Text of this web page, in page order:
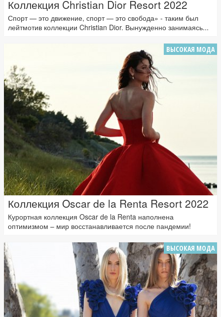
Коллекция Christian Dior Resort 2022
Спорт — это движение, спорт — это свобода» - таким был
лейтмотив коллекции Christian Dior. Вынужденно занимаясь...
ВЫСОКАЯ МОДА
Коллекция Oscar de la Renta Resort 2022
Курортная коллекция Oscar de la Renta наполнена
оптимизмом – мир восстанавливается после пандемии!
ВЫСОКАЯ МОДА